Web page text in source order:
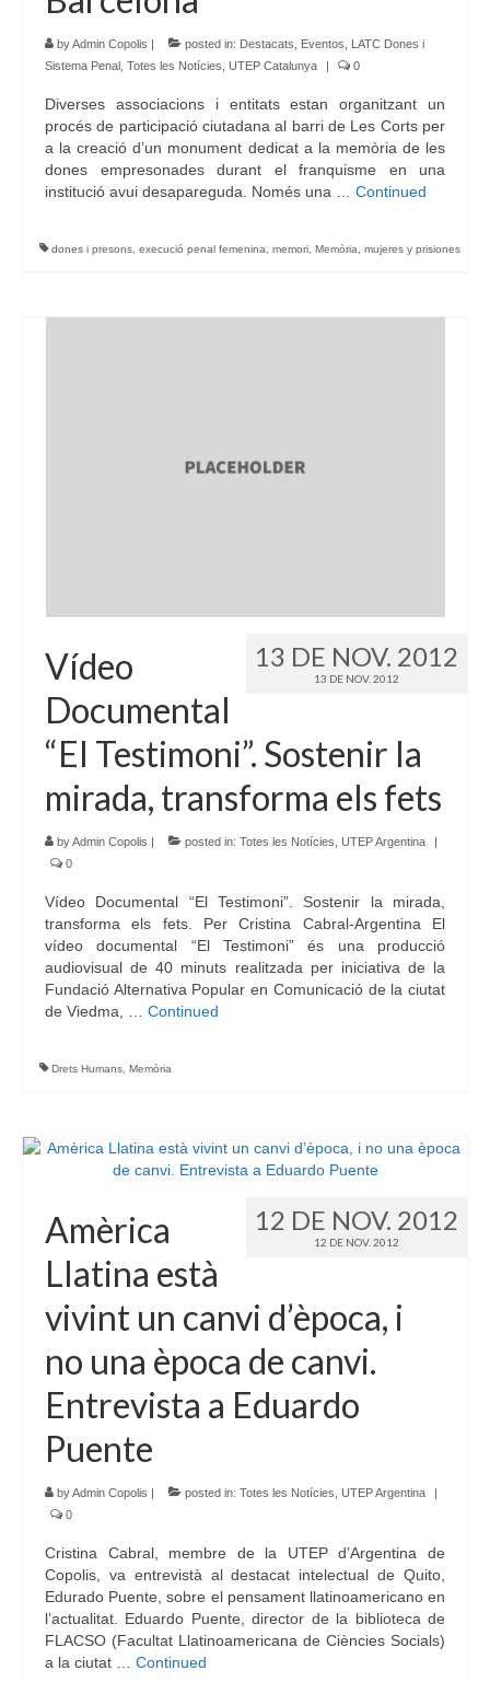
byAdmin Copolis posted in: Destacats Eventos
LATC Dones i
Sistema Penal
Totes les Notícies UTEP Catalunya 0
Diverses associacions i entitats estan organitzant un
procés de participació ciutadana al barri de Les Corts per
a la creació d’un monument dedicat a la memòria de les
dones empresonades durant el franquisme en una
institució avui desapareguda. Només una … Continued
dones i presons, execució penal femenina, memori, Memòria, mujeres y prisiones
13 DE NOV. 2012
13 DE NOV. 2012
Vídeo
Documental
“El Testimoni”. Sostenir la
mirada, transforma els fets
byAdmin Copolis | posted in: Totes les Notícies UTEP Argentina
|
0
Vídeo Documental “El Testimoni”. Sostenir la mirada,
transforma els fets. Per Cristina Cabral-Argentina El
vídeo documental “El Testimoni” és una producció
audiovisual de 40 minuts realitzada per iniciativa de la
Fundació Alternativa Popular en Comunicació de la ciutat
de Viedma, … Continued
Drets Humans Memòria
12 DE NOV. 2012
12 DE NOV. 2012
Amèrica
Llatina està
vivint un canvi d’època, i
no una època de canvi.
Entrevista a Eduardo
Puente
byAdmin Copolis | posted in: Totes les Notícies UTEP Argentina
|
0
Cristina Cabral, membre de la UTEP d’Argentina de
Copolis, va entrevistà al destacat intelectual de Quito,
Edurado Puente, sobre el pensament llatinoamericano en
l’actualitat. Eduardo Puente, director de la biblioteca de
FLACSO (Facultat Llatinoamericana de Ciències Socials)
a la ciutat … Continued